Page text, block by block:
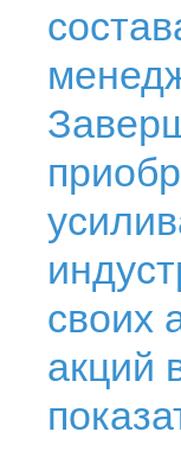
своих
акций